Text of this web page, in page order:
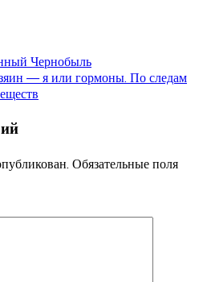
Чернобыль
— я или гормоны. По следам
Обязательные поля